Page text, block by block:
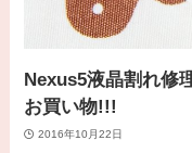
Nexus5液晶割れ修
お買い物!!!
2016年10月22日